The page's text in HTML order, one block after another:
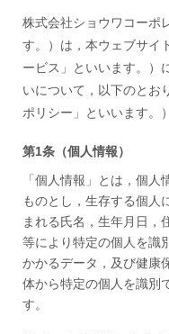
株式会社ショウワコーポ
す。）は，本ウェブサイ
ービス」といいます。）
いについて，以下のとお
ポリシー」といいます。
第1条（個人情報）
「個人情報」とは，個
ものとし，生存する個人
まれる氏名，生年月日，
等により特定の個人を識
かかるデータ，及び健康
体から特定の個人を識別
す。